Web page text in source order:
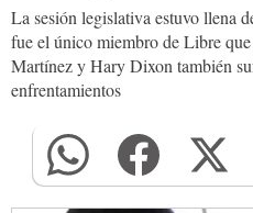
La sesión legislativa estuvo llena
fue el único miembro de Libre
Martínez y Hary Dixon también
enfrentamientos